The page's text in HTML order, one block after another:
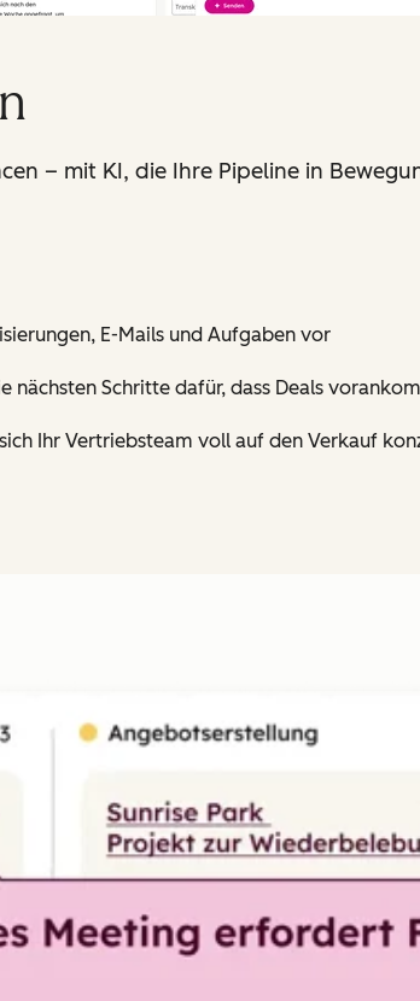
– mit KI, die Ihre Pipeline in
E-Mails und Aufgaben vor
Schritte dafür, dass Deals
Ihr Vertriebsteam voll auf den Verkauf